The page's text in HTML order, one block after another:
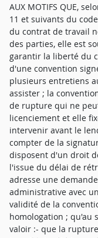
AUX MOTIFS QUE,
11 et suivants du
du contrat de travail
des parties, elle est
garantir la liberté du
d'une convention
plusieurs entretiens
assister ; la
de rupture qui ne
licenciement et elle
intervenir avant le
compter de la
disposent d'un droit
l'issue du délai de
adresse une
administrative avec
validité de la
homologation ; qu'au
valoir :- que la